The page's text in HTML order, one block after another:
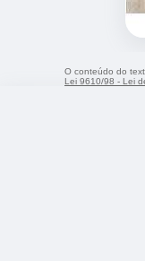
O conteúdo do
Lei 9610/98 - Lei